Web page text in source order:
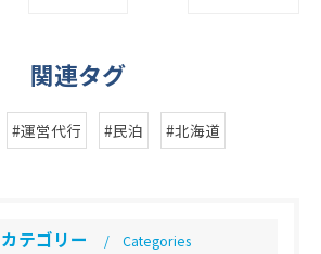
関連タグ
#運営代行 #民泊 #北海道
カテゴリー Categories